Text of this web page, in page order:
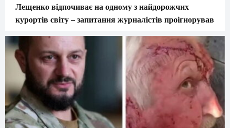
Лещенко відпочиває на одному з найдорожчих
курортів світу – запитання журналістів проігнорував